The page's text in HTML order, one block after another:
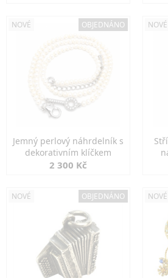
NOVÉ OBJEDNÁNO
Jemný perlový náhrdelník s
dekorativním klíčkem
2 300 Kč
NOVÉ
NOVÉ OBJEDNÁNO NOVÉ